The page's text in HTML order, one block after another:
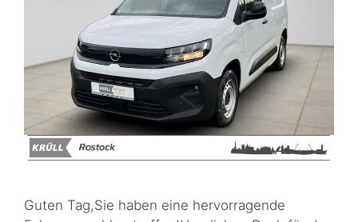
Guten Tag,Sie haben eine hervorragende